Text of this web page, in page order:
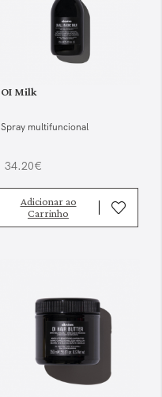
OI Milk
Spray multifuncional
34.20€
Adicionar ao
Carrinho